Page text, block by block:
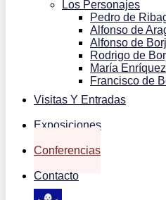
Los Personajes
Pedro de
Alfonso de
Alfonso de
Rodrigo de
María
Francisco de
Visitas Y Entradas
Exposiciones
Conferencias
Contacto